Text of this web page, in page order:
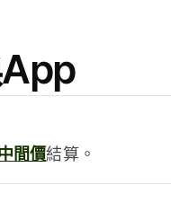
間價結算。